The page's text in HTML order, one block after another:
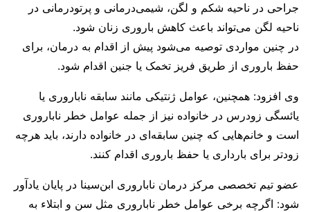
جراحی در ناحیه شکم و لگن، شیمی‌درمانی و پرتودرمانی در
ناحیه لگن می‌تواند باعث کاهش باروری زنان شود.
در چنین مواردی توصیه می‌شود پیش از اقدام به درمان، برای
حفظ باروری از طریق فریز تخمک یا جنین اقدام شود.
وی افزود: همچنین، عوامل ژنتیکی مانند سابقه ناباروری یا
یائسگی زودرس در خانواده نیز از جمله عوامل خطر ناباروری
است و خانم‌هایی که چنین سابقه‌ای در خانواده دارند، باید هرچه
زودتر برای بارداری یا حفظ باروری اقدام کنند.
عضو تیم تخصصی مرکز درمان ناباروری ابن‌سینا در پایان یادآور
شود: اگرچه برخی عوامل خطر ناباروری مثل سن و ابتلاء به